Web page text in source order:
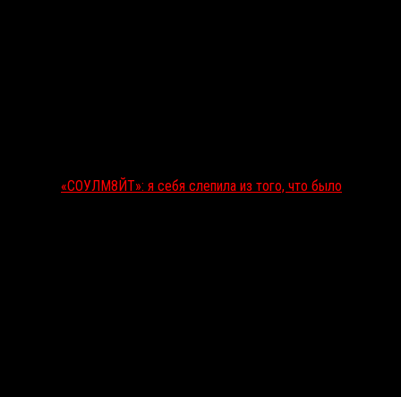
«СОУЛМ8ЙТ»: я себя слепила из того, что было